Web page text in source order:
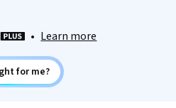
• Learn more
for me?